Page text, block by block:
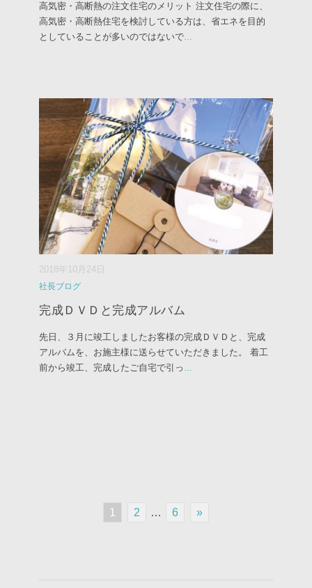
高気密・高断熱の注文住宅のメリット 注文住宅の際に、
高気密・高断熱住宅を検討している方は、省エネを目的
としていることが多いのではないで...
2018年10月24日
社長ブログ
完成ＤＶＤと完成アルバム
先日、３月に竣工しましたお客様の完成ＤＶＤと、完成
アルバムを、お施主様に送らせていただきました。 着工
前から竣工、完成したご自宅で引っ ...
1 2 … 6 »